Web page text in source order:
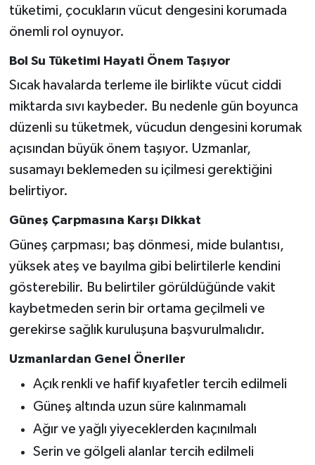
tüketimi, çocukların vücut dengesini korumada
önemli rol oynuyor.
Bol Su Tüketimi Hayati Önem Taşıyor
Sıcak havalarda terleme ile birlikte vücut ciddi
miktarda sıvı kaybeder. Bu nedenle gün boyunca
düzenli su tüketmek, vücudun dengesini korumak
açısından büyük önem taşıyor. Uzmanlar,
susamayı beklemeden su içilmesi gerektiğini
belirtiyor.
Güneş Çarpmasına Karşı Dikkat
Güneş çarpması; baş dönmesi, mide bulantısı,
yüksek ateş ve bayılma gibi belirtilerle kendini
gösterebilir. Bu belirtiler görüldüğünde vakit
kaybetmeden serin bir ortama geçilmeli ve
gerekirse sağlık kuruluşuna başvurulmalıdır.
Uzmanlardan Genel Öneriler
Açık renkli ve hafif kıyafetler tercih edilmeli
Güneş altında uzun süre kalınmamalı
Ağır ve yağlı yiyeceklerden kaçınılmalı
Serin ve gölgeli alanlar tercih edilmeli